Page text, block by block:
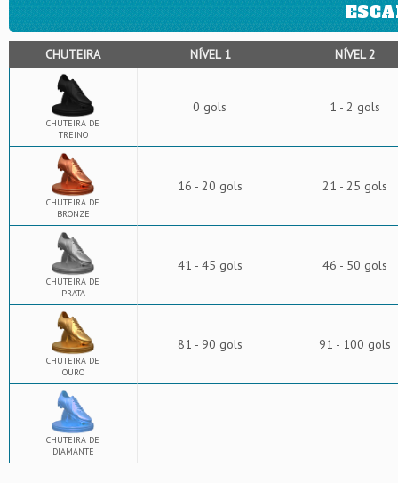
CHUTEIRA NÍVEL 1 NÍVEL 2
CHUTEIRA DE
TREINO
0 gols 1 - 2 gols
CHUTEIRA DE
BRONZE
16 - 20 gols 21 - 25 gols
CHUTEIRA DE
PRATA
41 - 45 gols 46 - 50 gols
CHUTEIRA DE
OURO
81 - 90 gols 91 - 100 gols
CHUTEIRA DE
DIAMANTE